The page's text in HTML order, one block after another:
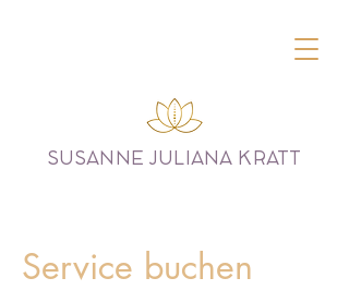
SUSANNE JULIANA KRATT
Service buchen